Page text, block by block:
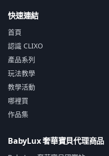
快速連結
首頁
認識 CLIXO
產品系列
玩法教學
教學活動
哪裡買
作品集
BabyLux 奢華寶貝代理商品